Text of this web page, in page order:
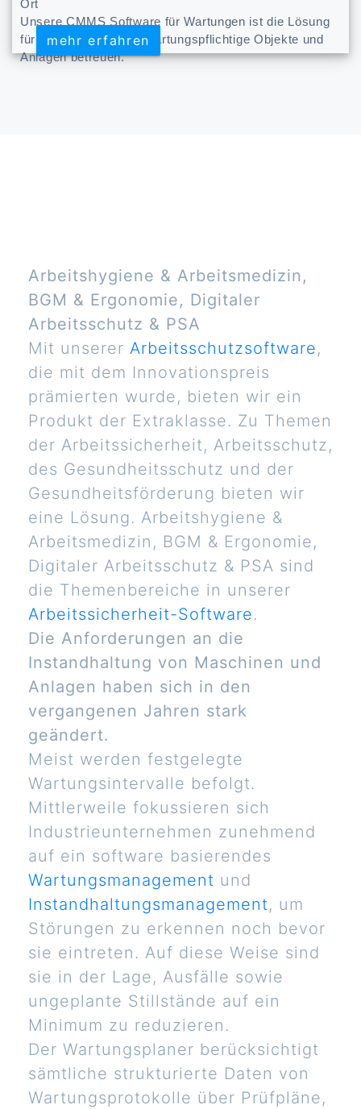
Ort
Unsere CMMS Software für Wartungen ist die Lösung
für Unternehmen, die wartungspflichtige Objekte und
Anlagen betreuen.
mehr erfahren
mehr erfahren
Arbeitshygiene & Arbeitsmedizin,
BGM & Ergonomie, Digitaler
Arbeitsschutz & PSA
Mit unserer Arbeitsschutzsoftware,
die mit dem Innovationspreis
prämierten wurde, bieten wir ein
Produkt der Extraklasse. Zu Themen
der Arbeitssicherheit, Arbeitsschutz,
des Gesundheitsschutz und der
Gesundheitsförderung bieten wir
eine Lösung. Arbeitshygiene &
Arbeitsmedizin, BGM & Ergonomie,
Digitaler Arbeitsschutz & PSA sind
die Themenbereiche in unserer
Arbeitssicherheit-Software.
Die Anforderungen an die
Instandhaltung von Maschinen und
Anlagen haben sich in den
vergangenen Jahren stark
geändert.
Meist werden festgelegte
Wartungsintervalle befolgt.
Mittlerweile fokussieren sich
Industrieunternehmen zunehmend
auf ein software basierendes
Wartungsmanagement und
Instandhaltungsmanagement, um
Störungen zu erkennen noch bevor
sie eintreten. Auf diese Weise sind
sie in der Lage, Ausfälle sowie
ungeplante Stillstände auf ein
Minimum zu reduzieren.
Der Wartungsplaner berücksichtigt
sämtliche strukturierte Daten von
Wartungsprotokolle über Prüfpläne,